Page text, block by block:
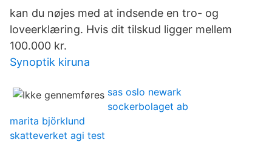
kan du nøjes med at indsende en tro- og
loveerklæring. Hvis dit tilskud ligger mellem
100.000 kr.
Synoptik kiruna
sas oslo newark
sockerbolaget ab
marita björklund
skatteverket agi test